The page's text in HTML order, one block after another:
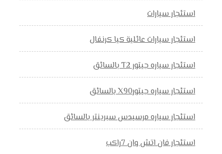
استئجار سيارات
استئجار سيارات عائلية كيا كرنفال
استئجار سياره جيتور T2 بالسائق
استئجار سياره جيتورX90 بالسائق
استئجار سياره مرسيدس سبرينتر بالسائق
استئجار فان اتش وان 7راكب